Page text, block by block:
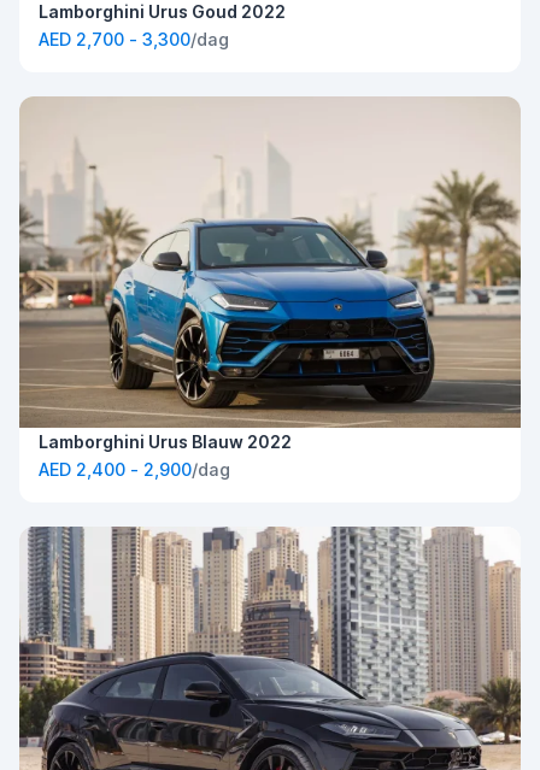
Lamborghini Urus Goud 2022
AED 2,700 - 3,300/dag
Lamborghini Urus Blauw 2022
AED 2,400 - 2,900/dag